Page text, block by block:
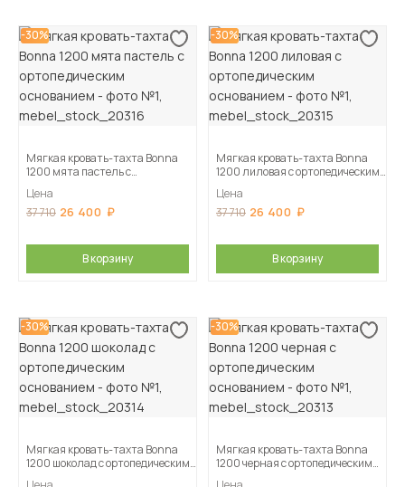
-30%
Мягкая кровать-тахта Bonna
1200 мята пастель c
Цена
37 710 26 400
В корзину
-30%
Мягкая кровать-тахта Bonna
1200 лиловая c ортопедическим
Цена
37 710 26 400
В корзину
-30%
Мягкая кровать-тахта Bonna
1200 шоколад c ортопедическим
-30%
Мягкая кровать-тахта Bonna
1200 черная c ортопедическим